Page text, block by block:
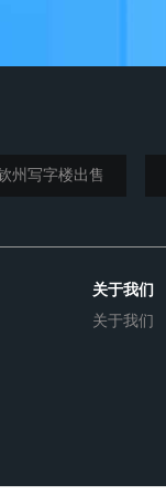
州写字楼出售
关于我们
关于我们